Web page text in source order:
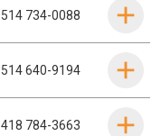
514 734-0088
514 640-9194
418 784-3663